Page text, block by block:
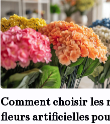
Comment choisir les
fleurs artificielles